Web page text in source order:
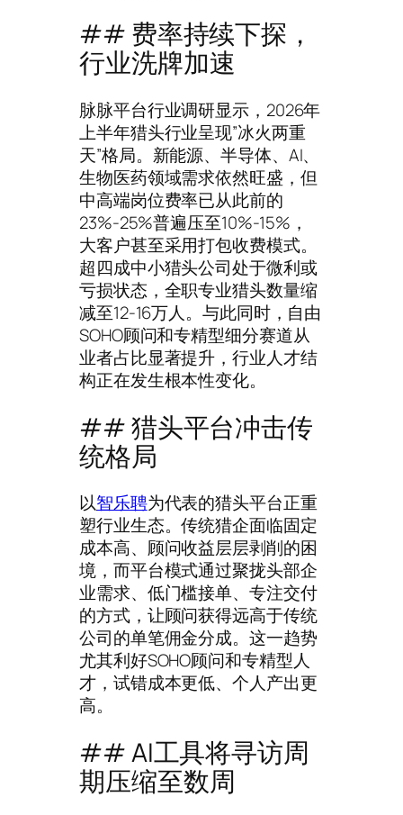
## 费率持续下探，
行业洗牌加速
脉脉平台行业调研显示，2026年
上半年猎头行业呈现”冰火两重
天”格局。新能源、半导体、AI、
生物医药领域需求依然旺盛，但
中高端岗位费率已从此前的
23%-25%普遍压至10%-15%，
大客户甚至采用打包收费模式。
超四成中小猎头公司处于微利或
亏损状态，全职专业猎头数量缩
减至12-16万人。与此同时，自由
SOHO顾问和专精型细分赛道从
业者占比显著提升，行业人才结
构正在发生根本性变化。
## 猎头平台冲击传
统格局
以智乐聘为代表的猎头平台正重
塑行业生态。传统猎企面临固定
成本高、顾问收益层层剥削的困
境，而平台模式通过聚拢头部企
业需求、低门槛接单、专注交付
的方式，让顾问获得远高于传统
公司的单笔佣金分成。这一趋势
尤其利好SOHO顾问和专精型人
才，试错成本更低、个人产出更
高。
## AI工具将寻访周
期压缩至数周